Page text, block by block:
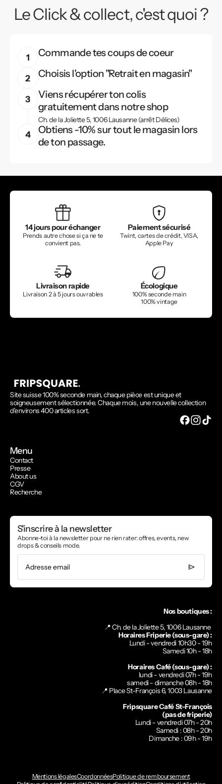
Le Click & collect, c'est quoi ?
Commande tes coups de coeur
Choisis l'option "Retrait en magasin"
Viens récupérer ton colis
gratuitement dans notre shop
Ch. de la Joliette 5, 1006 Lausanne (arrêt Délices)
Obtiens -10% sur tout le magasin lors
de ton passage.
14 jours pour échanger
Prends autre chose si ça ne te
convient pas.
Paiement sécurisé
Twint, cartes de crédit, VISA,
Apple Pay
Livraison rapide
Livraison 2 à 5 jours ouvrables
Écologique
100% seconde main
100% vintage
Site suisse 100% seconde main, chaque pièce est unique et
soigneusement sélectionnée. Chaque mois, une nouvelle collection
d'environs 400 articles sort.
Menu
Contact
Presse
About us
CGV
Recherche
S'inscrire à la newsletter
Abonne-toi à la newsletter pour ne rien rater: offres, events, new
drops & conseils mode.
Adresse email
Nos boutiques :
📍 Ch. de la Joliette 5, 1006 Lausanne
Horaires Friperie (sous-gare) :
Lundi - vendredi 10h30 - 19h
Samedi 10h - 18h
Horaires Café (sous-gare) :
lundi - vendredi 07h - 19h
samedi - dimanche 08h - 18h
📍 Place St-François 6, 1003 Lausanne
Fripsquare Café St-François
(pas de friperie)
Lundi - vendredi 07h - 20h
Samedi : 08h - 20h
Dimanche : 09h - 19h
Mentions légalesCoordonnéesPolitique de remboursement